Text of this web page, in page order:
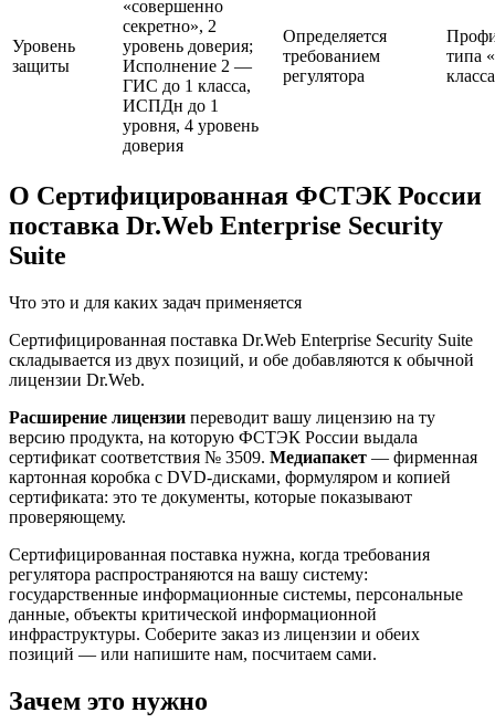
Уровень
защиты
«совершенно
секретно», 2
уровень доверия;
Исполнение 2 —
ГИС до 1 класса,
ИСПДн до 1
уровня, 4 уровень
доверия
Определяется
требованием
регулятора
типа
О Сертифицированная ФСТЭК России
поставка Dr.Web Enterprise Security
Suite
Что это и для каких задач применяется
Сертифицированная поставка Dr.Web Enterprise Security Suite
складывается из двух позиций, и обе добавляются к обычной
лицензии Dr.Web.
Расширение лицензии переводит вашу лицензию на ту
версию продукта, на которую ФСТЭК России выдала
сертификат соответствия № 3509. Медиапакет — фирменная
картонная коробка с DVD-дисками, формуляром и копией
сертификата: это те документы, которые показывают
проверяющему.
Сертифицированная поставка нужна, когда требования
регулятора распространяются на вашу систему:
государственные информационные системы, персональные
данные, объекты критической информационной
инфраструктуры. Соберите заказ из лицензии и обеих
позиций — или напишите нам, посчитаем сами.
Зачем это нужно